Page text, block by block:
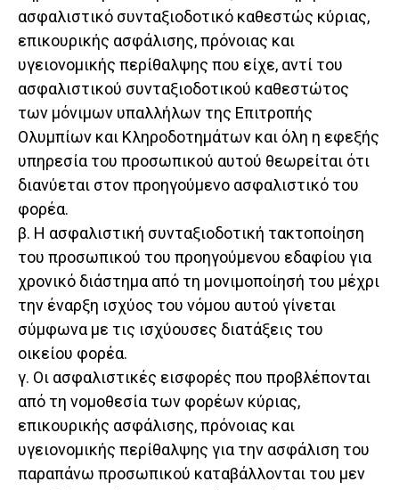
ασφαλιστικό συνταξιοδοτικό καθεστώς κύριας,
επικουρικής ασφάλισης, πρόνοιας και
υγειονομικής περίθαλψης που είχε, αντί του
ασφαλιστικού συνταξιοδοτικού καθεστώτος
των μόνιμων υπαλλήλων της Επιτροπής
Ολυμπίων και Κληροδοτημάτων και όλη η εφεξής
υπηρεσία του προσωπικού αυτού θεωρείται ότι
διανύεται στον προηγούμενο ασφαλιστικό του
φορέα.
β. Η ασφαλιστική συνταξιοδοτική τακτοποίηση
του προσωπικού του προηγούμενου εδαφίου για
χρονικό διάστημα από τη μονιμοποίησή του μέχρι
την έναρξη ισχύος του νόμου αυτού γίνεται
σύμφωνα με τις ισχύουσες διατάξεις του
οικείου φορέα.
γ. Οι ασφαλιστικές εισφορές που προβλέπονται
από τη νομοθεσία των φορέων κύριας,
επικουρικής ασφάλισης, πρόνοιας και
υγειονομικής περίθαλψης για την ασφάλιση του
παραπάνω προσωπικού καταβάλλονται του μεν